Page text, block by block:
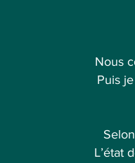
Nous
Puis
L’état